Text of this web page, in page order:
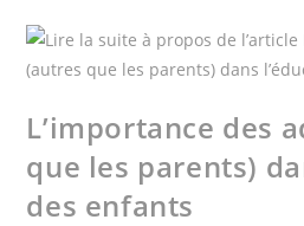
L’importance des
que les parents)
des enfants